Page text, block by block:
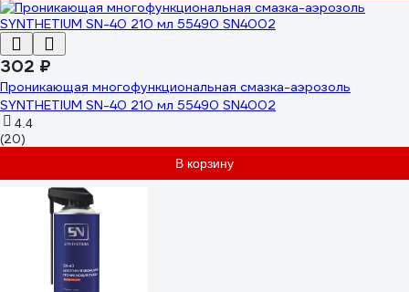
302 ₽
Проникающая многофункциональная смазка-аэрозоль
SYNTHETIUM SN-40 210 мл 55490 SN4002
4.4
(20)
В корзину